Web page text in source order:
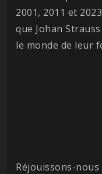
2001, 2011 et
que Johan
le monde de leur
Réjouissons-